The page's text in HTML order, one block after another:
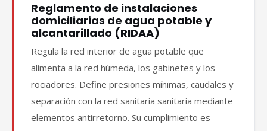
Reglamento de instalaciones
domiciliarias de agua potable y
alcantarillado (RIDAA)
Regula la red interior de agua potable que
alimenta a la red húmeda, los gabinetes y los
rociadores. Define presiones mínimas, caudales y
separación con la red sanitaria sanitaria mediante
elementos antirretorno. Su cumplimiento es